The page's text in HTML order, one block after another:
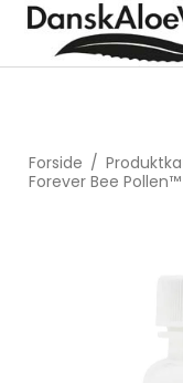
Forside /
Forever Bee Pollen™